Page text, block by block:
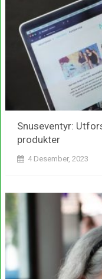
Snuseventyr:
produkter
4 Desember, 2023